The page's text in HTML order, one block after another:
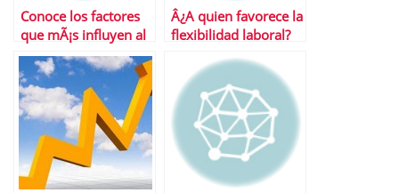
Conoce los factores
que mÃ¡s influyen al
calcular la jubilaciÃ³n
Â¿A quien favorece la
flexibilidad laboral?